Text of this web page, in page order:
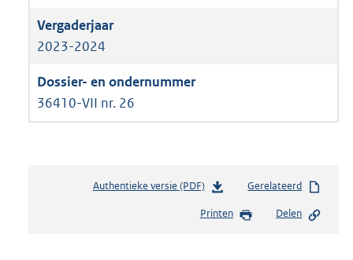
2023-2024
36410-VII nr. 26
Authentieke versie (PDF)b
s
Gerelateerd
Printen Delen